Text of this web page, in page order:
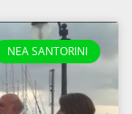
NEA SANTORINI